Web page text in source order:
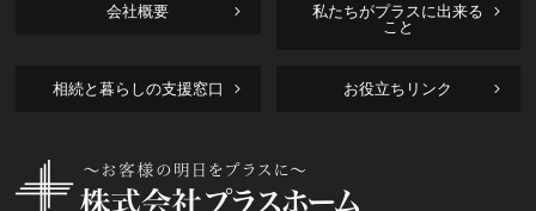
会社概要
私たちがプラスに出来る
こと
相続と暮らしの支援窓口 お役立ちリンク